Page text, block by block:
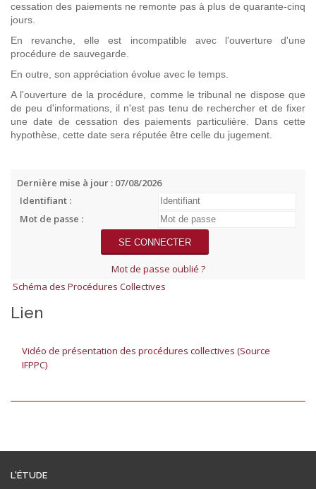
cessation des paiements ne remonte pas à plus de quarante-cinq
jours.
En revanche, elle est incompatible avec l'ouverture d'une
procédure de sauvegarde.
En outre, son appréciation évolue avec le temps.
A l'ouverture de la procédure, comme le tribunal ne dispose que
de peu d'informations, il n'est pas tenu de rechercher et de fixer
une date de cessation des paiements particulière. Dans cette
hypothèse, cette date sera réputée être celle du jugement.
Dernière mise à jour : 07/08/2026
Identifiant :
Mot de passe :
Mot de passe oublié ?
Schéma des Procédures Collectives
Lien
Vidéo de présentation des procédures collectives (Source
IFPPC)
L'ÉTUDE